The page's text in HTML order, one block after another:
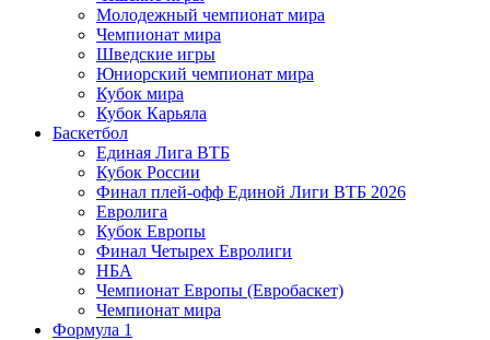
Молодежный чемпионат мира
Чемпионат мира
Шведские игры
Юниорский чемпионат мира
Кубок мира
Кубок Карьяла
Баскетбол
Единая Лига ВТБ
Кубок России
Финал плей-офф Единой Лиги ВТБ 2026
Евролига
Кубок Европы
Финал Четырех Евролиги
НБА
Чемпионат Европы (Евробаскет)
Чемпионат мира
Формула 1